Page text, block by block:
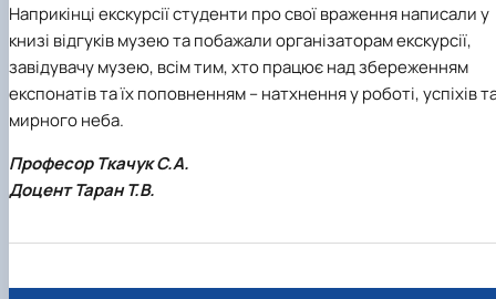
Наприкінці екскурсії студенти про свої враження написали у
книзі відгуків музею та побажали організаторам екскурсії,
завідувачу музею, всім тим, хто працює над збереженням
експонатів та їх поповненням – натхнення у роботі, успіхів
мирного неба.
Професор Ткачук С.А.
Доцент Таран Т.В.